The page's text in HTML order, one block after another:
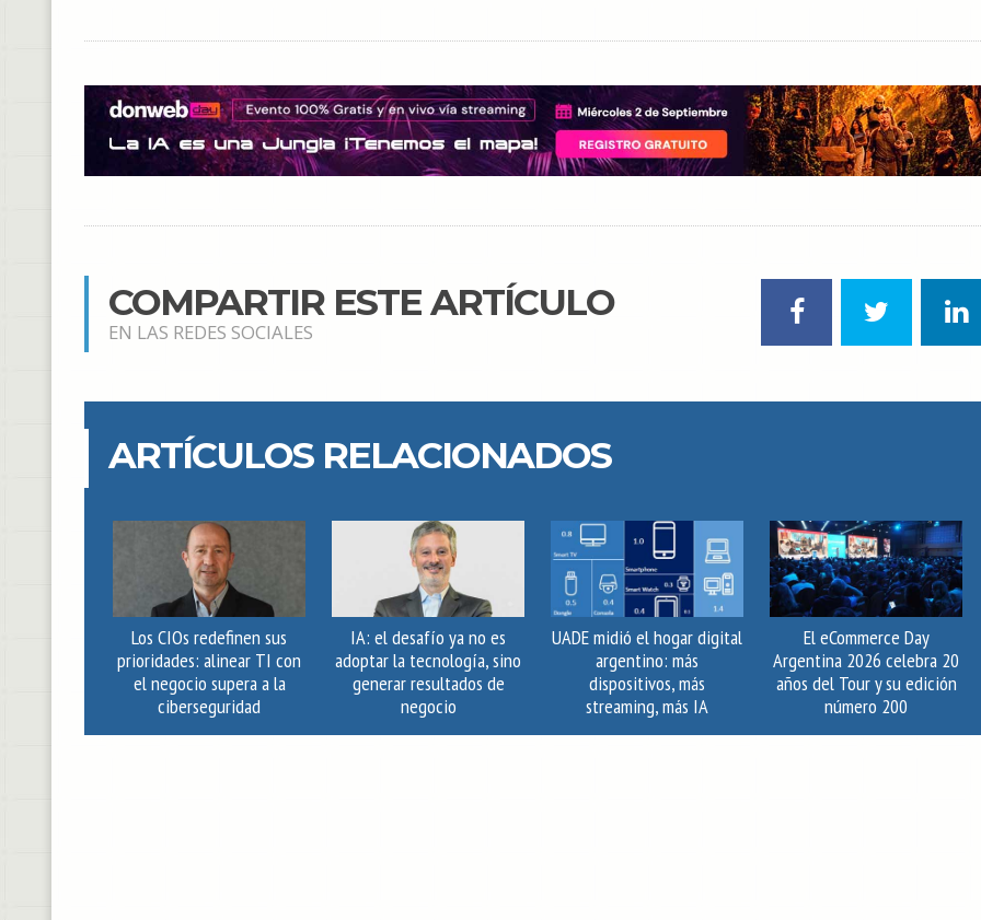
COMPARTIR ESTE ARTÍCULO
EN LAS REDES SOCIALES
ARTÍCULOS RELACIONADOS
Los CIOs redefinen sus
prioridades: alinear TI con
el negocio supera a la
ciberseguridad
IA: el desafío ya no es
adoptar la tecnología, sino
generar resultados de
negocio
UADE midió el hogar digital
argentino: más
dispositivos, más
streaming, más IA
El eCommerce Day
Argentina 2026 celebra 20
años del Tour y su edición
número 200